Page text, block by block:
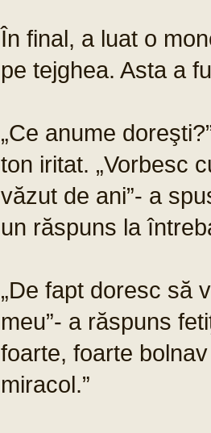
În final, a luat o
pe tejghea. Asta a
„Ce anume
ton iritat. „Vorbesc
văzut de ani”- a
un răspuns la
„De fapt doresc să
meu”- a răspuns
foarte, foarte
miracol.”